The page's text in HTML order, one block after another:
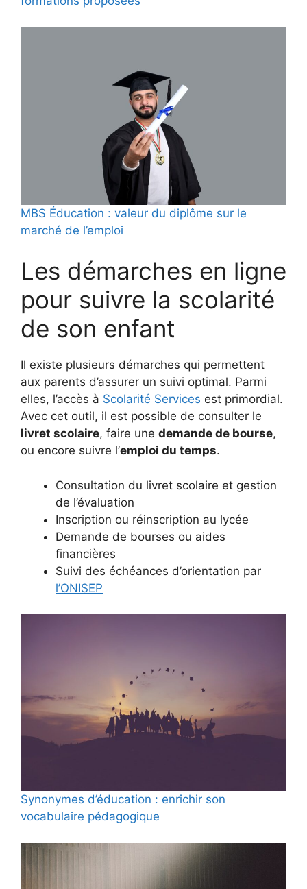
MBS Éducation : valeur du diplôme sur le
marché de l’emploi
Les démarches en ligne
pour suivre la scolarité
de son enfant
Il existe plusieurs démarches qui permettent
aux parents d’assurer un suivi optimal. Parmi
elles, l’accès à Scolarité Services est primordial.
Avec cet outil, il est possible de consulter le
livret scolaire, faire une demande de bourse,
ou encore suivre l’emploi du temps.
Consultation du livret scolaire et gestion
de l’évaluation
Inscription ou réinscription au lycée
Demande de bourses ou aides
financières
Suivi des échéances d’orientation par
l’ONISEP
Synonymes d’éducation : enrichir son
vocabulaire pédagogique